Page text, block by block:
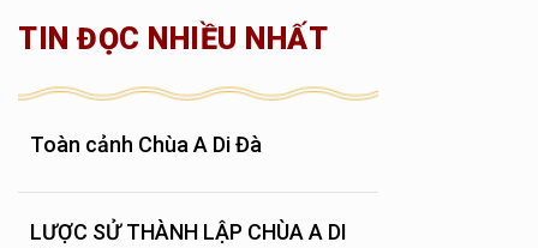
TIN ĐỌC NHIỀU NHẤT
Toàn cảnh Chùa A Di Đà
LƯỢC SỬ THÀNH LẬP CHÙA A DI